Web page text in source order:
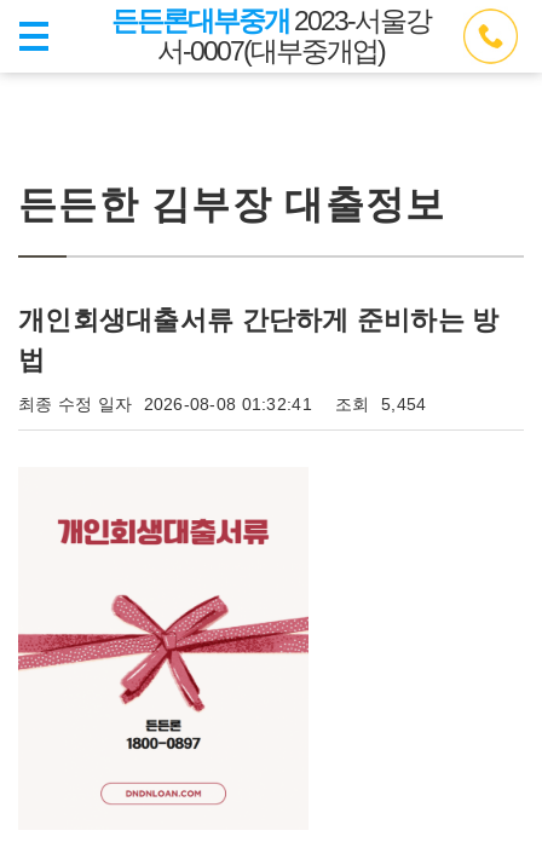
든든론대부중개 2023-서울강
서-0007(대부중개업)
든든한 김부장 대출정보
개인회생대출서류 간단하게 준비하는 방
법
최종 수정 일자 2026-08-08 01:32:41 조회 5,454